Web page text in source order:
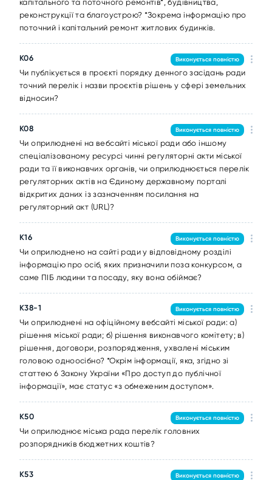
капітального та поточного ремонтів*, будівництва,
реконструкції та благоустрою? *Зокрема інформацію про
поточний і капітальний ремонт житлових будинків.
K06
Чи публікується в проєкті порядку денного засідань ради
точний перелік і назви проєктів рішень у сфері земельних
відносин?
Виконується повністю
K08
Чи оприлюднені на вебсайті міської ради або іншому
спеціалізованому ресурсі чинні регуляторні акти міської
ради та її виконавчих органів, чи оприлюднюється перелік
регуляторних актів на Єдиному державному порталі
відкритих даних із зазначенням посилання на
регуляторний акт (URL)?
Виконується повністю
K16
Чи оприлюднено на сайті ради у відповідному розділі
інформацію про осіб, яких призначили поза конкурсом, а
саме ПІБ людини та посаду, яку вона обіймає?
Виконується повністю
K38-1
Чи оприлюднені на офіційному вебсайті міської ради: а)
рішення міської ради; б) рішення виконавчого комітету; в)
рішення, договори, розпорядження, ухвалені міським
головою одноосібно? *Окрім інформації, яка, згідно зі
статтею 6 Закону України «Про доступ до публічної
інформації», має статус «з обмеженим доступом».
Виконується повністю
K50
Чи оприлюднює міська рада перелік головних
розпорядників бюджетних коштів?
Виконується повністю
K53
Виконується повністю